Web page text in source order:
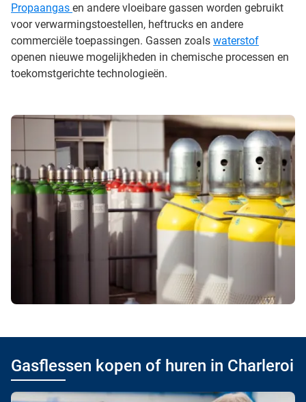
Propaangas en andere vloeibare gassen worden gebruikt
voor verwarmingstoestellen, heftrucks en andere
commerciële toepassingen. Gassen zoals waterstof
openen nieuwe mogelijkheden in chemische processen en
toekomstgerichte technologieën.
Gasflessen kopen of huren in Charleroi